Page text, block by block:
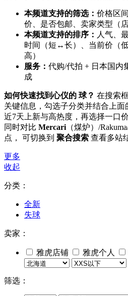
本频道支持的筛选： 价格区
价、是否包邮、卖家类型（
本频道支持的排序： 人气、
时间（短↔长）、当前价（
高）
服务： 代购/代拍 + 日本国内
成
如何快速找到心仪的 球？ 在搜索
关键信息，勾选子分类并结合上
近7天上新与高热度，再选择一口
同时对比 Mercari （煤炉）/
点， 可切换到 聚合搜索 查看多站
更多
收起
分类：
全新
失球
卖家：
雅虎店铺 雅虎个人
筛选：